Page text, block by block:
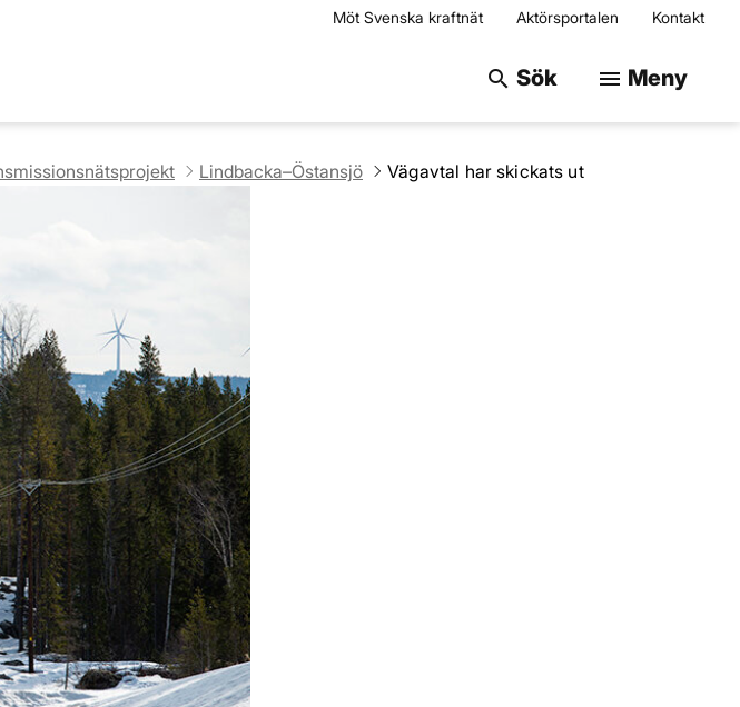
Möt Svenska kraftnät Aktörsportalen Kontakt
search Sök Sök på
menu Meny
Lindbacka–Östansjö Vägavtal har skickats ut